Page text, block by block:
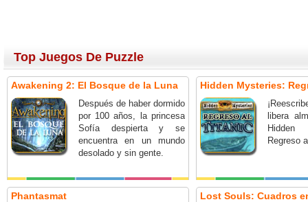
Top Juegos De Puzzle
Awakening 2: El Bosque de la Luna
Después de haber dormido
por 100 años, la princesa
Sofía despierta y se
encuentra en un mundo
desolado y sin gente.
Hidden Mysteries:
libera
Regreso
Phantasmat Lost Souls: Cuadros